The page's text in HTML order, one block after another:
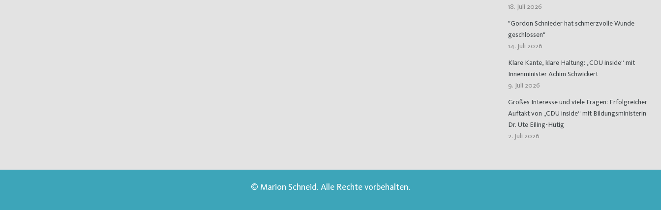
18. Juli 2026
"Gordon Schnieder hat schmerzvolle Wunde
geschlossen"
14. Juli 2026
Klare Kante, klare Haltung: „CDU inside“ mit
Innenminister Achim Schwickert
9. Juli 2026
Großes Interesse und viele Fragen: Erfolgreicher
Auftakt von „CDU inside“ mit Bildungsministerin
Dr. Ute Eiling-Hütig
2. Juli 2026
© Marion Schneid. Alle Rechte vorbehalten.